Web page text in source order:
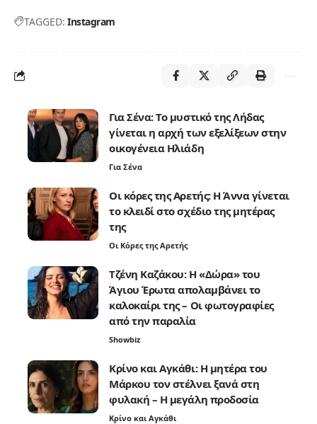
TAGGED: Instagram
Για Σένα: Το μυστικό της Λήδας
γίνεται η αρχή των εξελίξεων στην
οικογένεια Ηλιάδη
Για Σένα
Οι κόρες της Αρετής: Η Άννα γίνεται
το κλειδί στο σχέδιο της μητέρας
της
Οι Κόρες της Αρετής
Τζένη Καζάκου: Η «Δώρα» του
Άγιου Έρωτα απολαμβάνει το
καλοκαίρι της – Οι φωτογραφίες
από την παραλία
Showbiz
Κρίνο και Αγκάθι: Η μητέρα του
Μάρκου τον στέλνει ξανά στη
φυλακή – Η μεγάλη προδοσία
Κρίνο και Αγκάθι